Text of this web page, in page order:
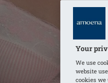
Your
We use
website
cookies we